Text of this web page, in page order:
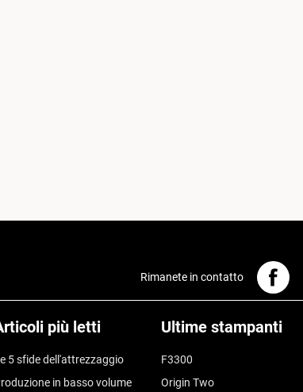
più letti
5 sfide dell'attrezzaggio
in basso volume
Ultime stampanti
F3300
Origin Two
Rimanete in contatto